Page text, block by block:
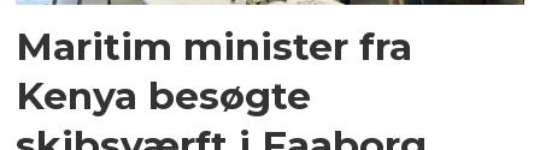
Maritim minister fra
Kenya besøgte